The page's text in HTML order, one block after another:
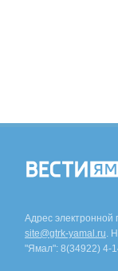
Адрес электронной
site@gtrk-yamal.ru.
"Ямал": 8(34922) 4-